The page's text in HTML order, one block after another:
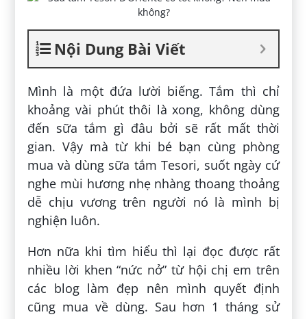
Nội Dung Bài Viết
Mình là một đứa lười biếng. Tắm thì chỉ
khoảng vài phút thôi là xong, không dùng
đến sữa tắm gì đâu bởi sẽ rất mất thời
gian. Vậy mà từ khi bé bạn cùng phòng
mua và dùng sữa tắm Tesori, suốt ngày cứ
nghe mùi hương nhẹ nhàng thoang thoảng
dễ chịu vương trên người nó là mình bị
nghiện luôn.
Hơn nữa khi tìm hiểu thì lại đọc được rất
nhiều lời khen “nức nở” từ hội chị em trên
các blog làm đẹp nên mình quyết định
cũng mua về dùng. Sau hơn 1 tháng sử